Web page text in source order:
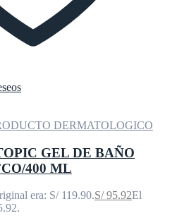
DERMATOLOGICO
GEL DE BAÑO
400 ML
era: S/ 119.90.S/95.92El